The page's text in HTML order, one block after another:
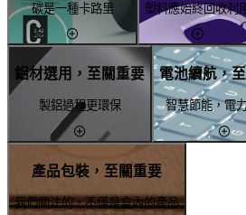
碳是一種卡路里 塑料應始終回收利
鋁材選用，至關重要
製鋁過程更環保
電池續航，
智慧節能，電
產品包裝，至關重要
我們關注的，不僅是盒內的產品